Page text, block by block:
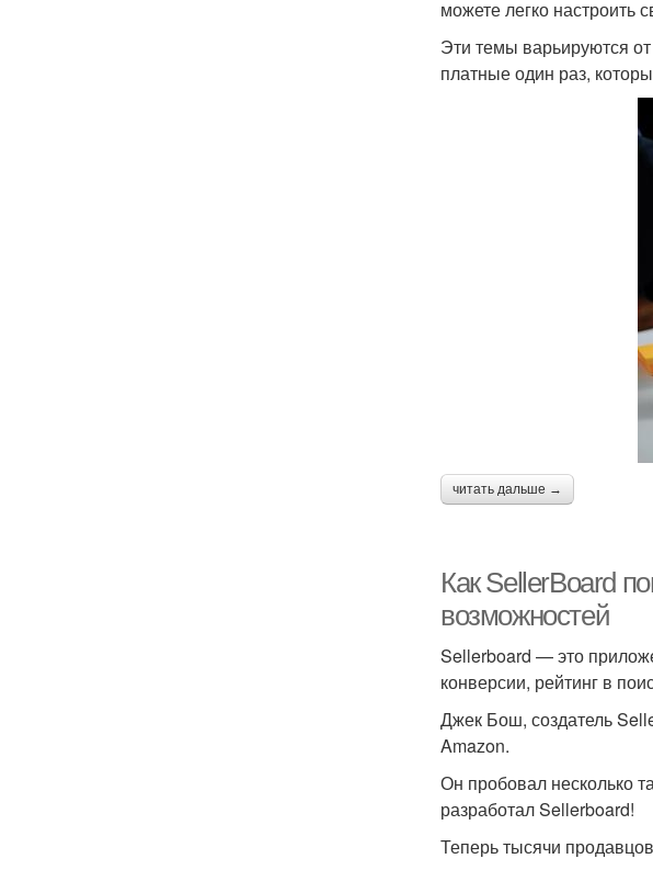
можете легко настроить
Эти темы варьируются
платные один раз,
читать дальше →
Как SellerBoard
возможностей
Sellerboard — это
конверсии, рейтинг в
Джек Бош, создатель
Amazon.
Он пробовал несколько
разработал Sellerboard!
Теперь тысячи